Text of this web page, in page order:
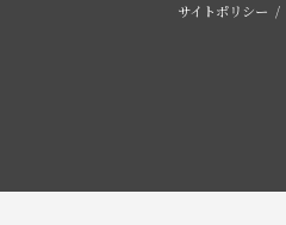
サイトポリシー